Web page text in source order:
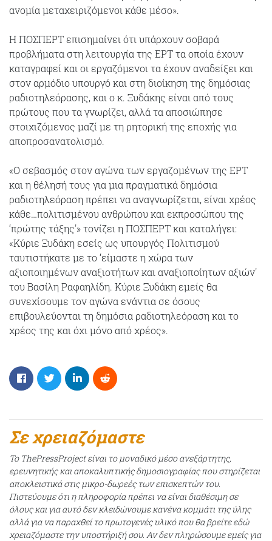
ανομία μεταχειριζόμενοι κάθε μέσο».
Η ΠΟΣΠΕΡΤ επισημαίνει ότι υπάρχουν σοβαρά
προβλήματα στη λειτουργία της ΕΡΤ τα οποία έχουν
καταγραφεί και οι εργαζόμενοι τα έχουν αναδείξει και
στον αρμόδιο υπουργό και στη διοίκηση της δημόσιας
ραδιοτηλεόρασης, και ο κ. Ξυδάκης είναι από τους
πρώτους που τα γνωρίζει, αλλά τα αποσιώπησε
στοιχιζόμενος μαζί με τη ρητορική της εποχής για
αποπροσανατολισμό.
«Ο σεβασμός στον αγώνα των εργαζομένων της ΕΡΤ
και η θέλησή τους για μια πραγματικά δημόσια
ραδιοτηλεόραση πρέπει να αναγνωρίζεται, είναι χρέος
κάθε…πολιτισμένου ανθρώπου και εκπροσώπου της
‘πρώτης τάξης'» τονίζει η ΠΟΣΠΕΡΤ και καταλήγει:
«Κύριε Ξυδάκη εσείς ως υπουργός Πολιτισμού
ταυτιστήκατε με το ‘είμαστε η χώρα των
αξιοποιημένων αναξιοτήτων και αναξιοποίητων αξιών'
του Βασίλη Ραφαηλίδη. Κύριε Ξυδάκη εμείς θα
συνεχίσουμε τον αγώνα ενάντια σε όσους
επιβουλεύονται τη δημόσια ραδιοτηλεόραση και το
χρέος της και όχι μόνο από χρέος».
Σε χρειαζόμαστε
Το ThePressProject είναι το μοναδικό μέσο ανεξάρτητης,
ερευνητικής και αποκαλυπτικής δημοσιογραφίας που στηρίζεται
αποκλειστικά στις μικρο-δωρεές των επισκεπτών του.
Πιστεύουμε ότι η πληροφορία πρέπει να είναι διαθέσιμη σε
όλους και για αυτό δεν κλειδώνουμε κανένα κομμάτι της ύλης
αλλά για να παραχθεί το πρωτογενές υλικό που θα βρείτε εδώ
χρειαζόμαστε την υποστήριξή σου. Αν δεν πληρώσουμε εμείς για